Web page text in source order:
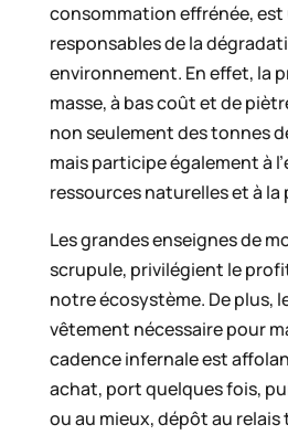
consommation effrénée, est
responsables de la
environnement. En effet, la
masse, à bas coût et de
non seulement des tonnes
mais participe également à
ressources naturelles et à la
Les grandes enseignes de
scrupule, privilégient le
notre écosystème. De plus,
vêtement nécessaire pour
cadence infernale est
achat, port quelques fois,
ou au mieux, dépôt au